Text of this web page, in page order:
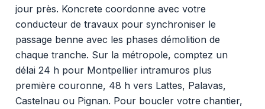
jour près. Koncrete coordonne avec votre
conducteur de travaux pour synchroniser le
passage benne avec les phases démolition de
chaque tranche. Sur la métropole, comptez un
délai 24 h pour Montpellier intramuros plus
première couronne, 48 h vers Lattes, Palavas,
Castelnau ou Pignan. Pour boucler votre chantier,